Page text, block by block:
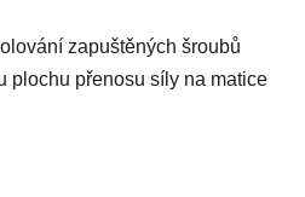
zapuštěných šroubů
plochu přenosu síly na matice